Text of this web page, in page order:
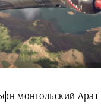
монгольский Арат